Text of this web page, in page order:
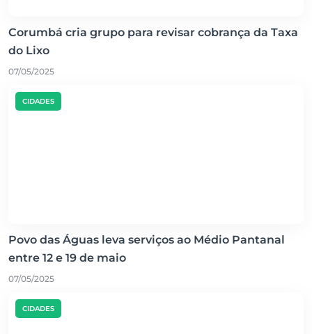
Corumbá cria grupo para revisar cobrança da Taxa
do Lixo
07/05/2025
CIDADES
Povo das Águas leva serviços ao Médio Pantanal
entre 12 e 19 de maio
07/05/2025
CIDADES